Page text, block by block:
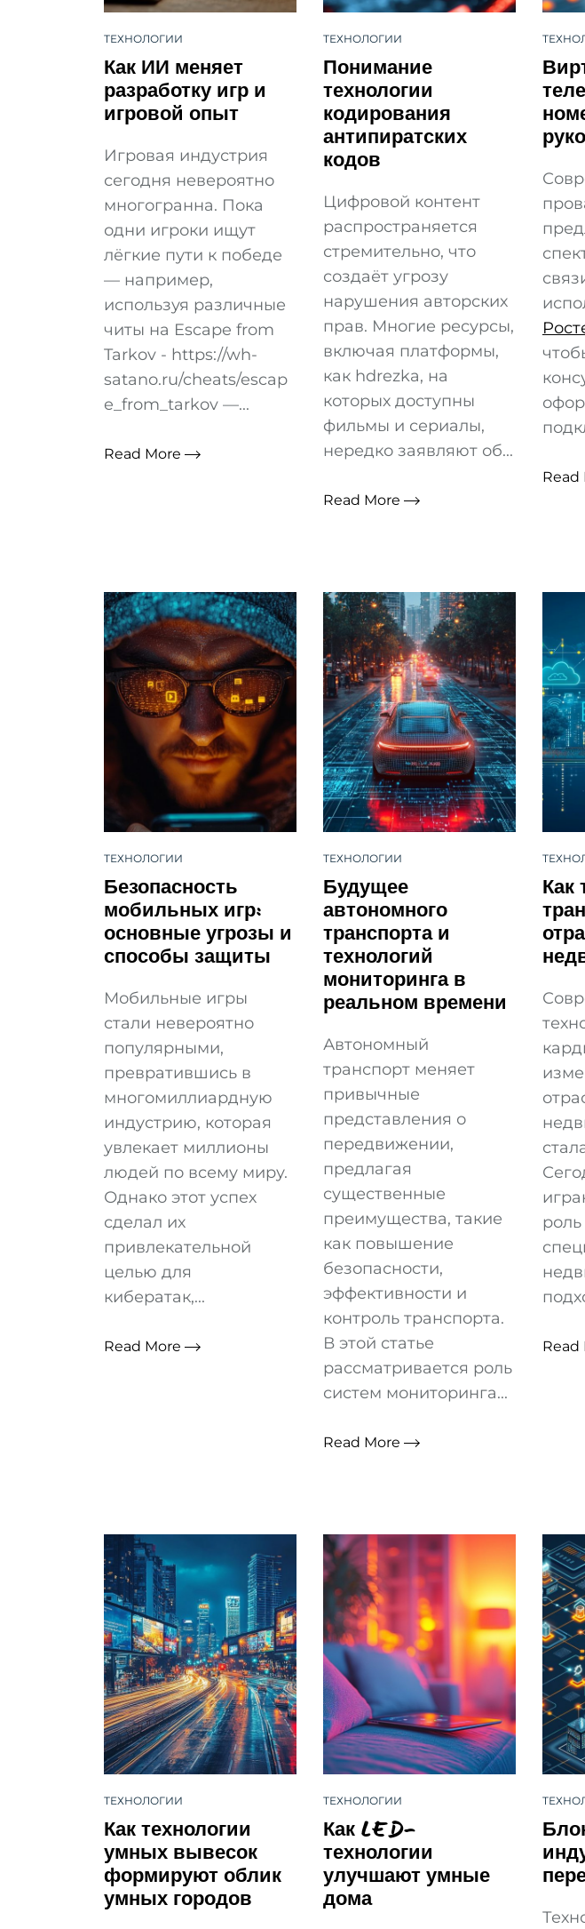
ТЕХНОЛОГИИ
Как ИИ меняет
разработку игр и
игровой опыт
Игровая индустрия
сегодня невероятно
многогранна. Пока
одни игроки ищут
лёгкие пути к победе
— например,
используя различные
читы на Escape from
Tarkov - https://wh-
satano.ru/cheats/escap
e_from_tarkov —...
Read More
ТЕХНОЛОГИИ
Понимание
технологии
кодирования
антипиратских
кодов
Цифровой контент
распространяется
стремительно, что
создаёт угрозу
нарушения авторских
прав. Многие ресурсы,
включая платформы,
как hdrezka, на
которых доступны
фильмы и сериалы,
нередко заявляют об...
Read More
Read
ТЕХНОЛОГИИ
Безопасность
мобильных игр:
основные угрозы и
способы защиты
Мобильные игры
стали невероятно
популярными,
превратившись в
многомиллиардную
индустрию, которая
увлекает миллионы
людей по всему миру.
Однако этот успех
сделал их
привлекательной
целью для
кибератак,...
Read More
ТЕХНОЛОГИИ
Будущее
автономного
транспорта и
технологий
мониторинга в
реальном времени
Автономный
транспорт меняет
привычные
представления о
передвижении,
предлагая
существенные
преимущества, такие
как повышение
безопасности,
эффективности и
контроль транспорта.
В этой статье
рассматривается роль
систем мониторинга...
Read More
Как
Read
ТЕХНОЛОГИИ
Как технологии
умных вывесок
формируют облик
умных городов
ТЕХНОЛОГИИ
Как LED-
технологии
улучшают умные
дома